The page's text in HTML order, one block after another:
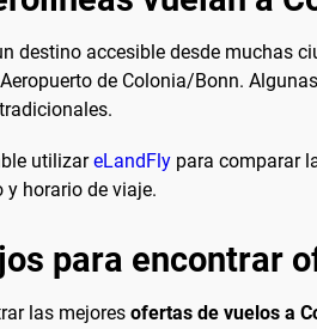
destino accesible desde muchas
de Colonia/Bonn.
utilizareLandFly para comparar
y horario de viaje.
para encontrar
las mejores ofertas de vuelos a